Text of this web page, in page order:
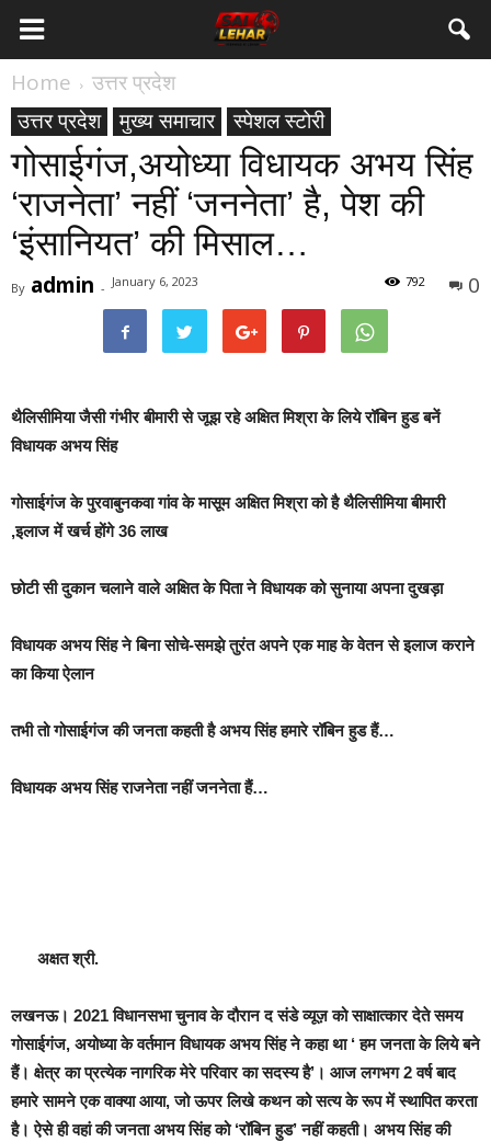
Home
उत्तर प्रदेश
उत्तर प्रदेश
मुख्य समाचार स्पेशल स्टोरी
गोसाईगंज,अयोध्या विधायक अभय सिंह
‘राजनेता’ नहीं ‘जननेता’ है, पेश की
‘इंसानियत’ की मिसाल…
By admin - January 6, 2023 0
792
थैलिसीमिया जैसी गंभीर बीमारी से जूझ रहे अक्षित मिश्रा के लिये रॉबिन हुड बनें
विधायक अभय सिंह
गोसाईगंज के पुरवाबुनकवा गांव के मासूम अक्षित मिश्रा को है थैलिसीमिया बीमारी
,इलाज में खर्च होंगे 36 लाख
छोटी सी दुकान चलाने वाले अक्षित के पिता ने विधायक को सुनाया अपना दुखड़ा
विधायक अभय सिंह ने बिना सोचे-समझे तुरंत अपने एक माह के वेतन से इलाज कराने
का किया ऐलान
तभी तो गोसाईगंज की जनता कहती है अभय सिंह हमारे रॉबिन हुड हैं…
विधायक अभय सिंह राजनेता नहीं जननेता हैं…
अक्षत श्री.
लखनऊ। 2021 विधानसभा चुनावके दौरानद संडे व्यूज़ को साक्षात्कार देते समय
गोसाईगंज, अयोध्या के वर्तमान विधायक अभय सिंह ने कहा था‘हम जनता के लिये बने
हैं। क्षेत्र का प्रत्येक नागरिक मेरे परिवार का सदस्य है’। आजलगभग 2 वर्ष बाद
हमारे सामने एक वाक्या आया, जो ऊपर लिखे कथन को सत्य के रूप में स्थापित करता
है। ऐसे ही वहां की जनता अभय सिंह को ‘रॉबिन हुड’ नहीं कहती। अभय सिंह की